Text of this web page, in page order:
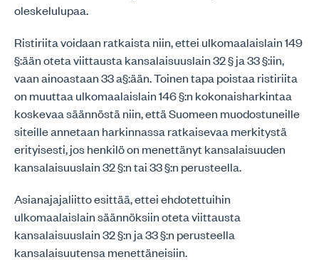
oleskelulupaa.
Ristiriita voidaan ratkaista niin, ettei ulkomaalaislain 149
§:ään oteta viittausta kansalaisuuslain 32 § ja 33 §:iin,
vaan ainoastaan 33 a§:ään. Toinen tapa poistaa ristiriita
on muuttaa ulkomaalaislain 146 §:n kokonaisharkintaa
koskevaa säännöstä niin, että Suomeen muodostuneille
siteille annetaan harkinnassa ratkaisevaa merkitystä
erityisesti, jos henkilö on menettänyt kansalaisuuden
kansalaisuuslain 32 §:n tai 33 §:n perusteella.
Asianajajaliitto esittää, ettei ehdotettuihin
ulkomaalaislain säännöksiin oteta viittausta
kansalaisuuslain 32 §:n ja 33 §:n perusteella
kansalaisuutensa menettäneisiin.